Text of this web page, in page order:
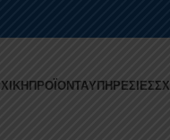
ΠΡΟΪΌΝΤΑΥΠΗΡΕΣΊΕΣ